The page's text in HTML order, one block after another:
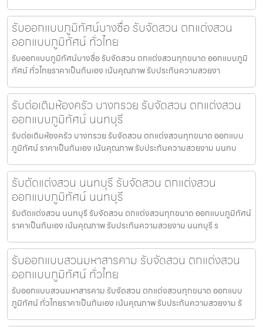
รับออกแบบภูมิทัศน์บางซื่อ รับจัดสวน ตกแต่งสวน
ออกแบบภูมิทัศน์ ทั่วไทย
รับออกแบบภูมิทัศน์บางซื่อ รับจัดสวน ตกแต่งสวนทุกขนาด ออกแบบภูมิ
ทัศน์ ทั่วไทยราคาเป็นกันเอง เน้นคุณภาพ รับประกันความสวยงา
รับต่อเติมห้องครัว บางกรวย รับจัดสวน ตกแต่งสวน
ออกแบบภูมิทัศน์ นนทบุรี
รับต่อเติมห้องครัว บางกรวย รับจัดสวน ตกแต่งสวนทุกขนาด ออกแบบ
ภูมิทัศน์ ราคาเป็นกันเอง เน้นคุณภาพ รับประกันความสวยงาม นนทบ
รับตัดแต่งสวน นนทบุรี รับจัดสวน ตกแต่งสวน
ออกแบบภูมิทัศน์ นนทบุรี
รับตัดแต่งสวน นนทบุรี รับจัดสวน ตกแต่งสวนทุกขนาด ออกแบบภูมิทัศน์
ราคาเป็นกันเอง เน้นคุณภาพ รับประกันความสวยงาม นนทบุรี ร
รับออกแบบสวนมหาสารคาม รับจัดสวน ตกแต่งสวน
ออกแบบภูมิทัศน์ ทั่วไทย
รับออกแบบสวนมหาสารคาม รับจัดสวน ตกแต่งสวนทุกขนาด ออกแบบ
ภูมิทัศน์ ทั่วไทยราคาเป็นกันเอง เน้นคุณภาพ รับประกันความสวยงาม รั